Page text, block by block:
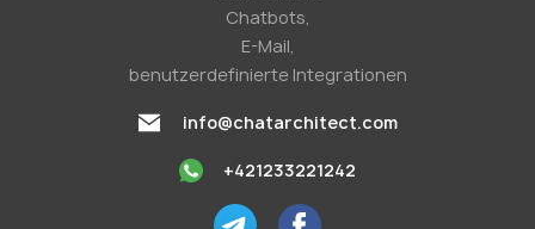
Chatbots,
E-Mail,
benutzerdefinierte Integrationen
info@chatarchitect.com
+421233221242